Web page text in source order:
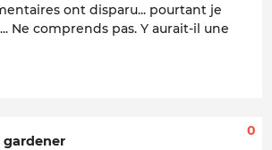
ont disparu... pourtant je
Ne comprends pas. Y aurait-il une
0